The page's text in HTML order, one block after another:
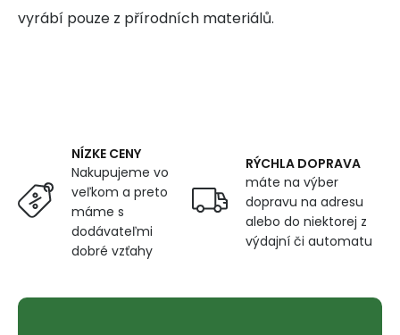
vyrábí pouze z přírodních materiálů.
NÍZKE CENY
Nakupujeme vo
veľkom a preto
máme s
dodávateľmi
dobré vzťahy
RÝCHLA DOPRAVA
máte na výber
dopravu na adresu
alebo do niektorej z
výdajní či automatu